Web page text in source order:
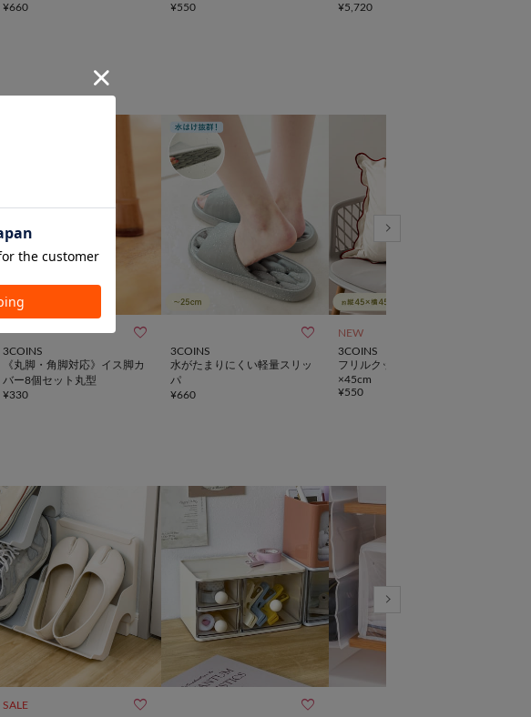
¥660
¥550
¥5,720

3COINS
《丸脚・角脚対応》イス脚カ
バー8個セット丸型
¥330

3COINS
水がたまりにくい軽量スリッ
パ
¥660
NEW
3COINS
フリルクッションカバー：45
×45cm
¥550
SALE  